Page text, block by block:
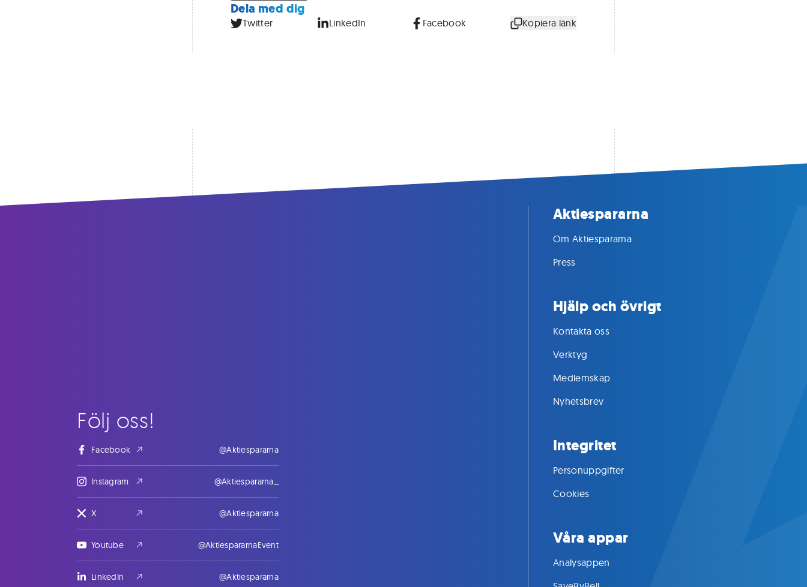
Dela med dig
Twitter LinkedIn Facebook Kopiera länk
Följ oss!
Facebook @Aktiespararna
Instagram @Aktiespararna_
X @Aktiespararna
Youtube @AktiespararnaEvent
LinkedIn @Aktiespararna
Aktiespararna
Om Aktiespararna
Press
Hjälp och övrigt
Kontakta oss
Verktyg
Medlemskap
Nyhetsbrev
Integritet
Personuppgifter
Cookies
Våra appar
Analysappen